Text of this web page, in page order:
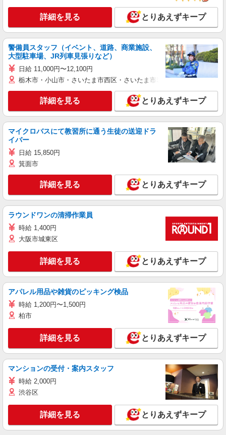
詳細を見る とりあえずキープ
警備員スタッフ（イベント、道路、商業施設、
大型駐車場、JR列車見張りなど）
日給 11,000円〜12,100円
栃木市・小山市・さいたま市西区・さいたま市岩槻区・久喜市・蓮田
詳細を見る とりあえずキープ
マイクロバスにて教習所に通う生徒の送迎ドラ
イバー
日給 15,850円
箕面市
詳細を見る とりあえずキープ
ラウンドワンの清掃作業員
時給 1,400円
大阪市城東区
詳細を見る とりあえずキープ
アパレル用品や雑貨のピッキング検品
時給 1,200円〜1,500円
柏市
詳細を見る とりあえずキープ
マンションの受付・案内スタッフ
時給 2,000円
渋谷区
詳細を見る とりあえずキープ